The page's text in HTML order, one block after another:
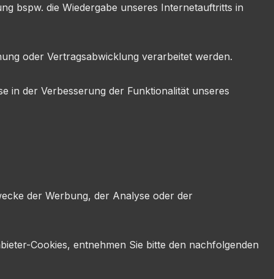
bspw. die Wiedergabe unseres Internetauftritts in
oder Vertragsabwicklung verarbeitet werden.
in der Verbesserung der Funktionalität unseres
der Werbung, der Analyse oder der
Cookies, entnehmen Sie bitte den nachfolgenden